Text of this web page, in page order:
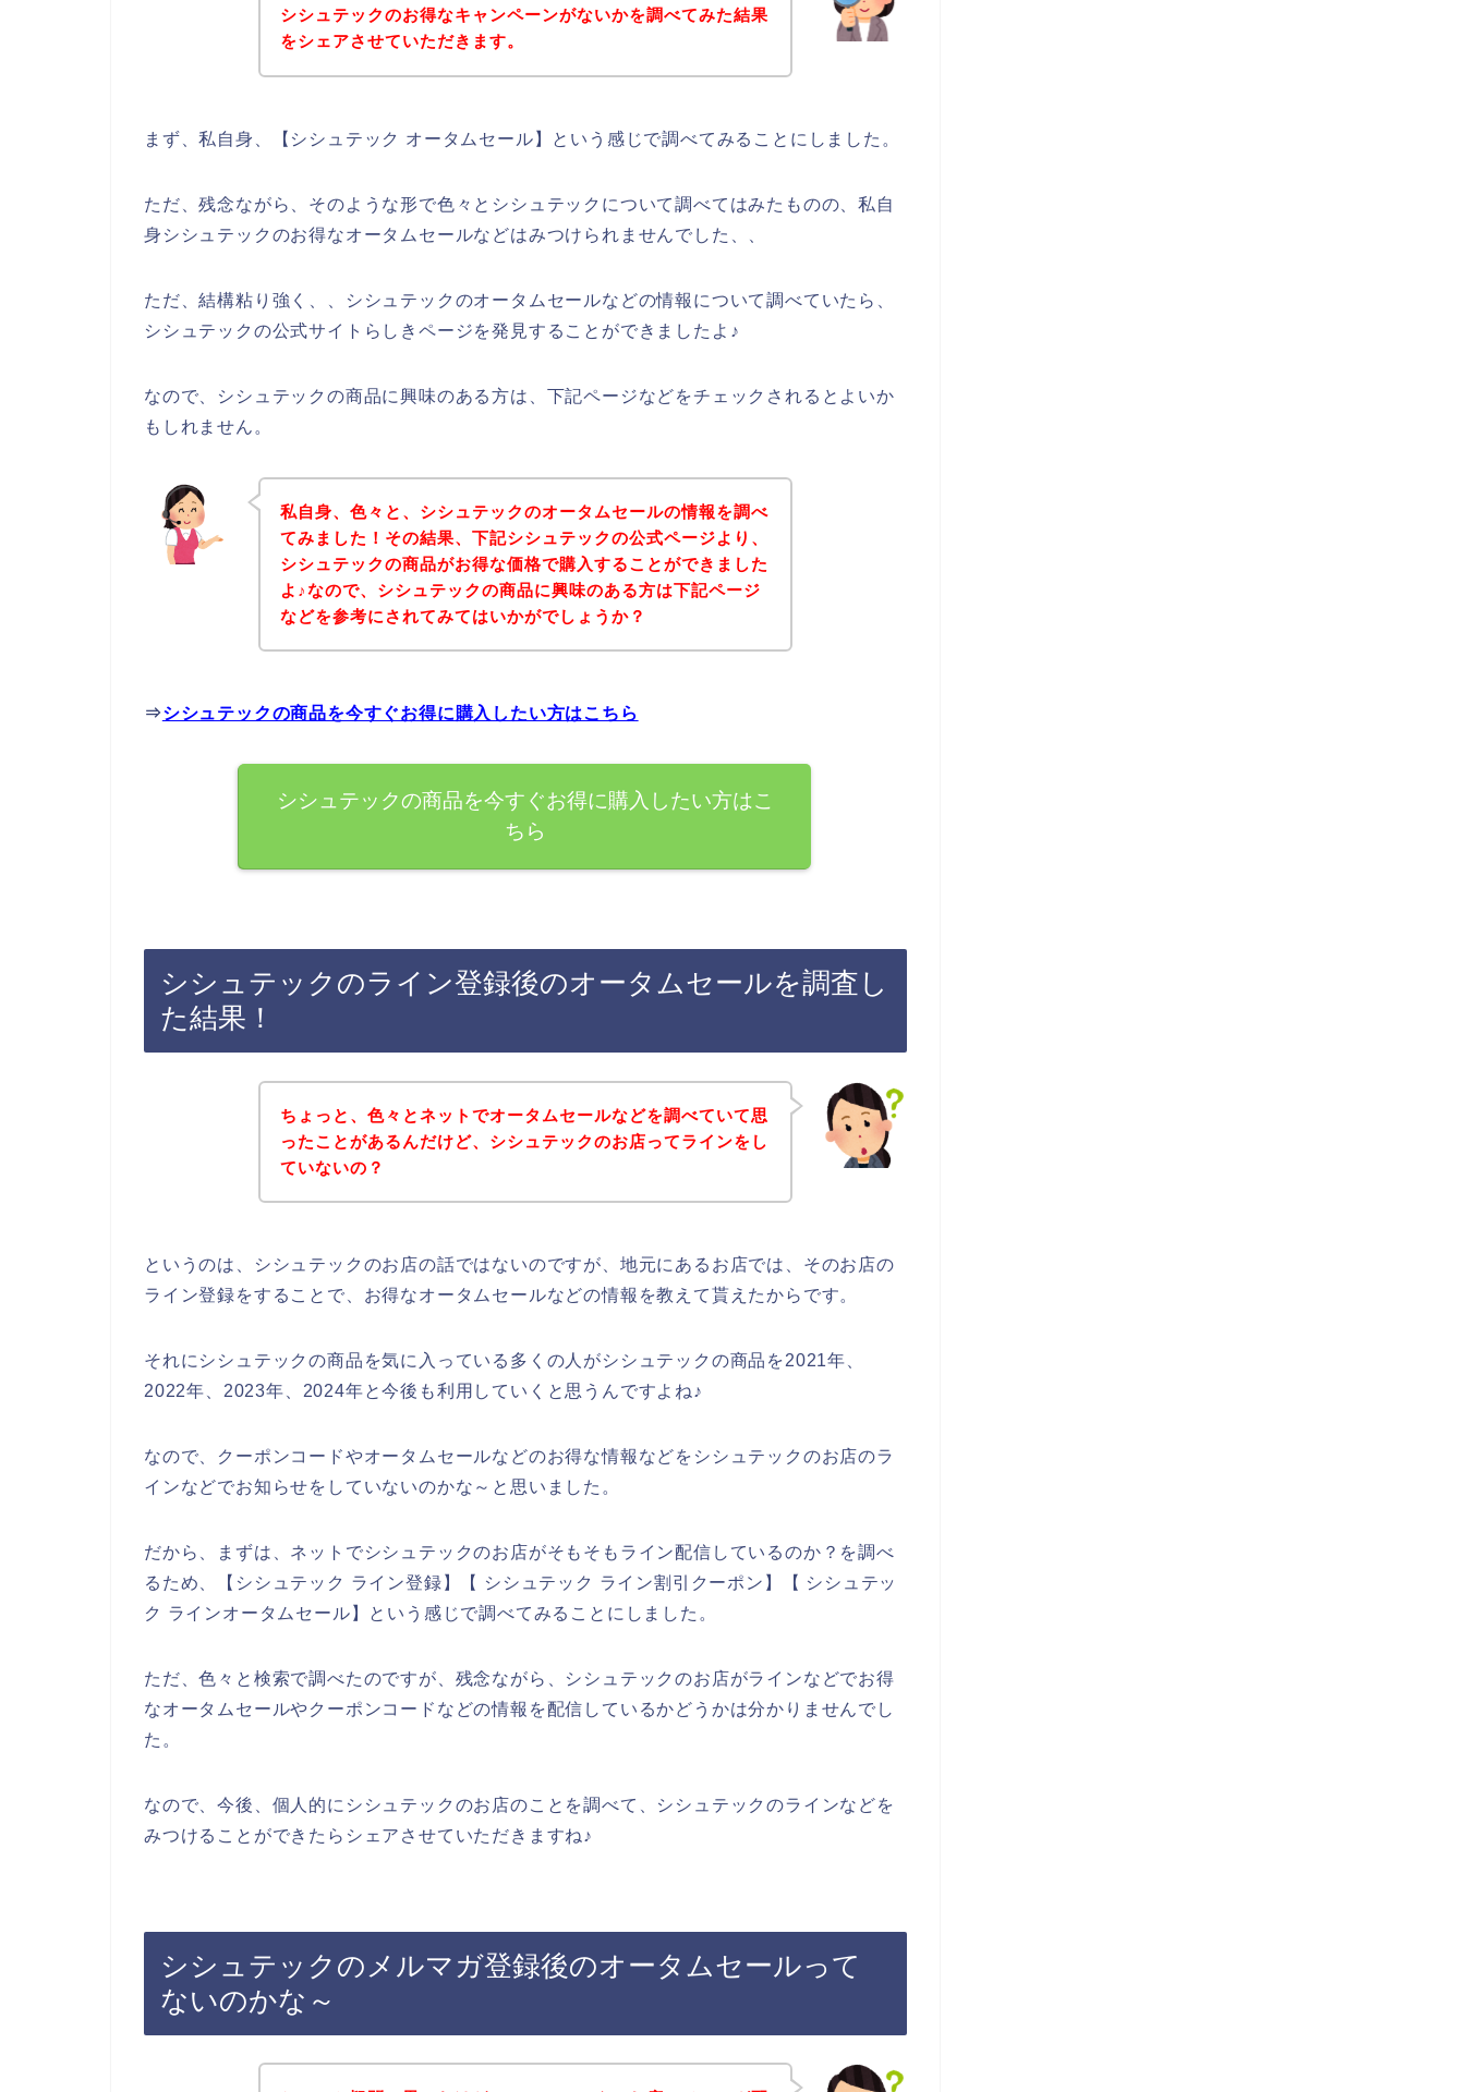
シシュテックのお得なキャンペーンがないかを調べてみた結果
をシェアさせていただきます。
まず、私自身、【シシュテック オータムセール】という感じで調べてみることにしました。
ただ、残念ながら、そのような形で色々とシシュテックについて調べてはみたものの、私自
身シシュテックのお得なオータムセールなどはみつけられませんでした、、
ただ、結構粘り強く、、シシュテックのオータムセールなどの情報について調べていたら、
シシュテックの公式サイトらしきページを発見することができましたよ♪
なので、シシュテックの商品に興味のある方は、下記ページなどをチェックされるとよいか
もしれません。
私自身、色々と、シシュテックのオータムセールの情報を調べ
てみました！その結果、下記シシュテックの公式ページより、
シシュテックの商品がお得な価格で購入することができました
よ♪なので、シシュテックの商品に興味のある方は下記ページ
などを参考にされてみてはいかがでしょうか？
⇒シシュテックの商品を今すぐお得に購入したい方はこちら
シシュテックの商品を今すぐお得に購入したい方はこ
ちら
シシュテックのライン登録後のオータムセールを調査し
た結果！
ちょっと、色々とネットでオータムセールなどを調べていて思
ったことがあるんだけど、シシュテックのお店ってラインをし
ていないの？
というのは、シシュテックのお店の話ではないのですが、地元にあるお店では、そのお店の
ライン登録をすることで、お得なオータムセールなどの情報を教えて貰えたからです。
それにシシュテックの商品を気に入っている多くの人がシシュテックの商品を2021年、
2022年、2023年、2024年と今後も利用していくと思うんですよね♪
なので、クーポンコードやオータムセールなどのお得な情報などをシシュテックのお店のラ
インなどでお知らせをしていないのかな～と思いました。
だから、まずは、ネットでシシュテックのお店がそもそもライン配信しているのか？を調べ
るため、【シシュテック ライン登録】【 シシュテック ライン割引クーポン】【 シシュテッ
ク ラインオータムセール】という感じで調べてみることにしました。
ただ、色々と検索で調べたのですが、残念ながら、シシュテックのお店がラインなどでお得
なオータムセールやクーポンコードなどの情報を配信しているかどうかは分かりませんでし
た。
なので、今後、個人的にシシュテックのお店のことを調べて、シシュテックのラインなどを
みつけることができたらシェアさせていただきますね♪
シシュテックのメルマガ登録後のオータムセールって
ないのかな～